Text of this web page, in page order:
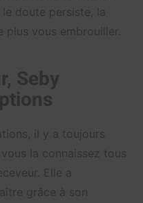
doute persiste, la
vous embrouiller.
Seby
il y a toujours
la connaissez tous
Elle a
grâce à son